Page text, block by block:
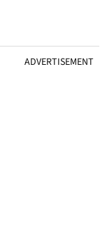
ADVERTISEMENT